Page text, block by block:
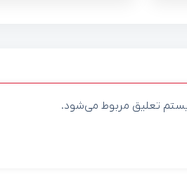
تعلیق مربوط می‌شود.